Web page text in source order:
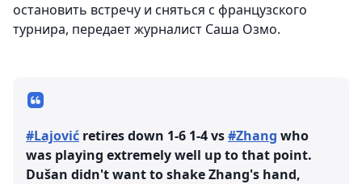
остановить встречу и сняться с французского
турнира, передает журналист Саша Озмо.
#Lajović retires down 1-6 1-4 vs#Zhang who
was playing extremely well up to that point.
Dušan didn't want to shake Zhang's hand,